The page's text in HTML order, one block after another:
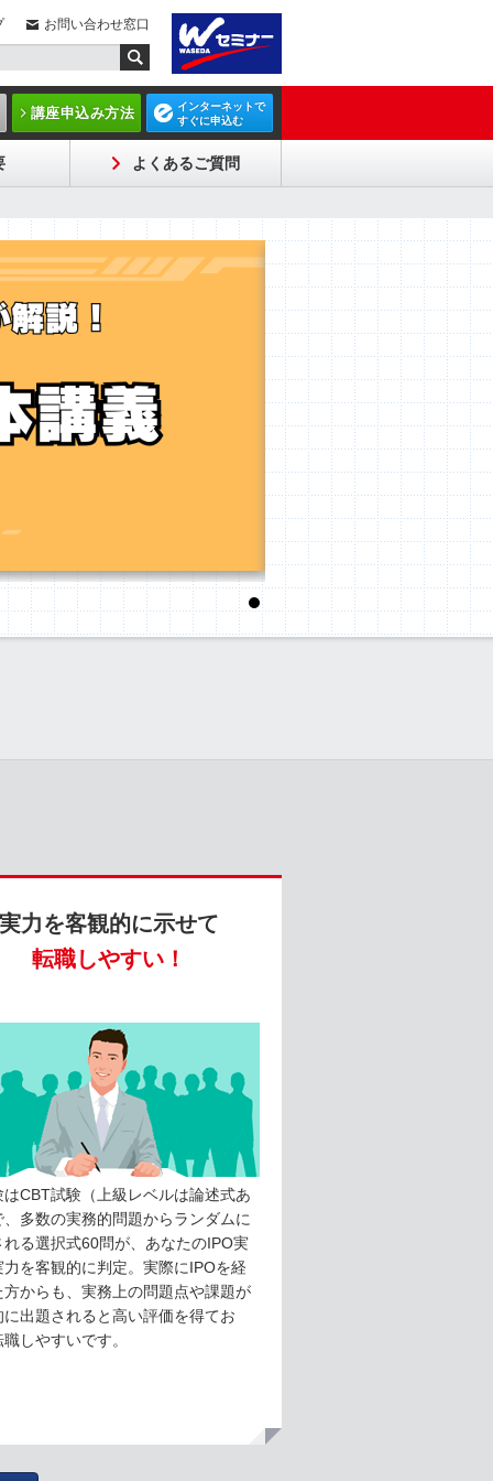
お問い合わせ窓口
講座申込み方法
インターネットで
すぐに申込む
よくあるご質問
1
実力を客観的に示せて
転職しやすい！
はCBT試験（上級レベルは論述式あ
、多数の実務的問題からランダムに
れる選択式60問が、あなたのIPO実
力を客観的に判定。実際にIPOを経
方からも、実務上の問題点や課題が
に出題されると高い評価を得てお
しやすいです。